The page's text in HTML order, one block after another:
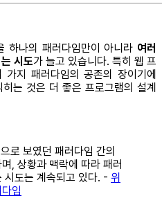
하나의 패러다임만이 아니라 여러
시도가 늘고 있습니다. 특히 웹 프
가지 패러다임의 공존의 장이기에
는 것은 더 좋은 프로그램의 설계
로 보였던 패러다임 간의
, 상황과 맥락에 따라 패러
시도는 계속되고 있다. - 위
임